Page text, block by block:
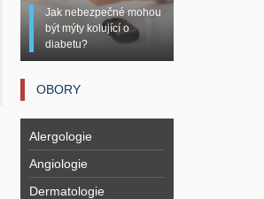
Jak nebezpečné mohou
být mýty kolující o
diabetu?
OBORY
Alergologie
Angiologie
Dermatologie